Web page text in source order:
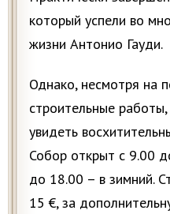
который успели во
жизни Антонио Гауди.
Однако, несмотря на
строительные
увидеть
Собор открыт с 9.00
до 18.00 – в зимний.
15 €, за